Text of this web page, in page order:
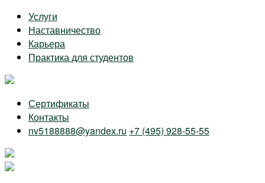
Skip
content
Услуги
Наставничество
Карьера
Практика для студентов
Сертификаты
Контакты
nv5188888@yandex.ru +7 (495) 928-55-55